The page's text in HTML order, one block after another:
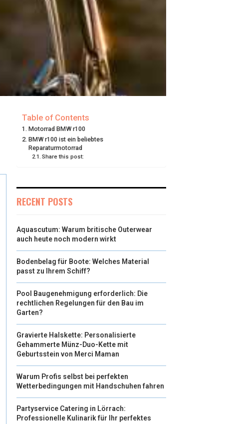
Table of Contents
Motorrad BMW r100
BMW r100 ist ein beliebtes
Reparaturmotorrad
Share this post:
RECENT POSTS
Aquascutum: Warum britische Outerwear
auch heute noch modern wirkt
Bodenbelag für Boote: Welches Material
passt zu Ihrem Schiff?
Pool Baugenehmigung erforderlich: Die
rechtlichen Regelungen für den Bau im
Garten?
Gravierte Halskette: Personalisierte
Gehammerte Münz-Duo-Kette mit
Geburtsstein von Merci Maman
Warum Profis selbst bei perfekten
Wetterbedingungen mit Handschuhen fahren
Partyservice Catering in Lörrach:
Professionelle Kulinarik für Ihr perfektes